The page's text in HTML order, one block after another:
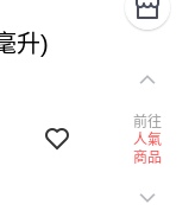
升)
前往
人氣
商品